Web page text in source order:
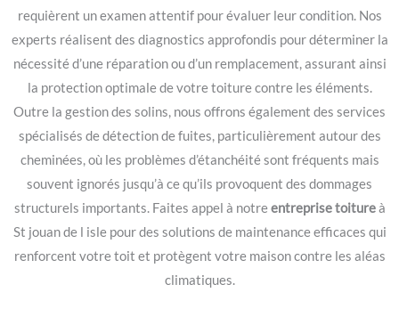
requièrent un examen attentif pour évaluer leur condition. Nos
experts réalisent des diagnostics approfondis pour déterminer la
nécessité d’une réparation ou d’un remplacement, assurant ainsi
la protection optimale de votre toiture contre les éléments.
Outre la gestion des solins, nous offrons également des services
spécialisés de détection de fuites, particulièrement autour des
cheminées, où les problèmes d’étanchéité sont fréquents mais
souvent ignorés jusqu’à ce qu’ils provoquent des dommages
structurels importants. Faites appel à notreentreprise toitureà
St jouan de l isle pour des solutions de maintenance efficaces qui
renforcent votre toit et protègent votre maison contre les aléas
climatiques.